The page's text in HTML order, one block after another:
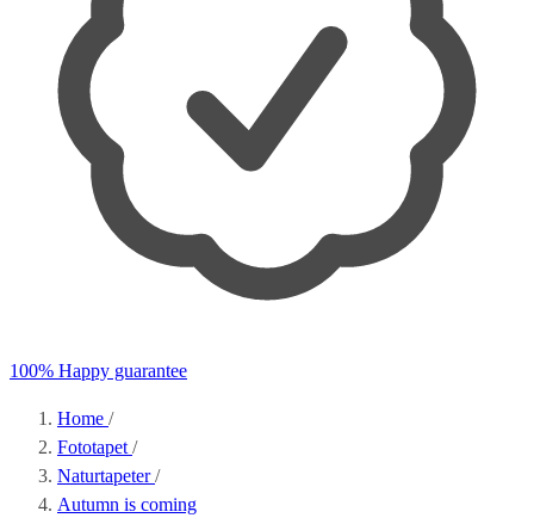
100% Happy guarantee
Home /
Fototapet /
Naturtapeter/
Autumn is coming